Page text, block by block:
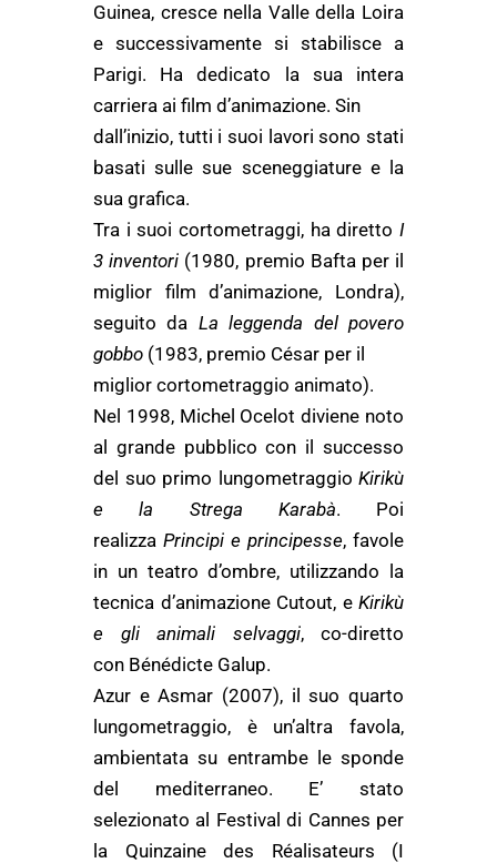
Guinea, cresce nella Valle della Loira
e successivamente si stabilisce a
Parigi. Ha dedicato la sua intera
carriera ai film d’animazione. Sin
dall’inizio, tutti i suoi lavori sono stati
basati sulle sue sceneggiature e la
sua grafica.
Tra i suoi cortometraggi, ha diretto I
3 inventori (1980, premio Bafta per il
miglior film d’animazione, Londra),
seguito da La leggenda del povero
gobbo (1983, premio César per il
miglior cortometraggio animato).
Nel 1998, Michel Ocelot diviene noto
al grande pubblico con il successo
del suo primo lungometraggio Kirikù
e la Strega Karabà. Poi
realizza Principi e principesse, favole
in un teatro d’ombre, utilizzando la
tecnica d’animazione Cutout, e Kirikù
e gli animali selvaggi, co-diretto
con Bénédicte Galup.
Azur e Asmar (2007), il suo quarto
lungometraggio, è un’altra favola,
ambientata su entrambe le sponde
del mediterraneo. E’ stato
selezionato al Festival di Cannes per
la Quinzaine des Réalisateurs (I